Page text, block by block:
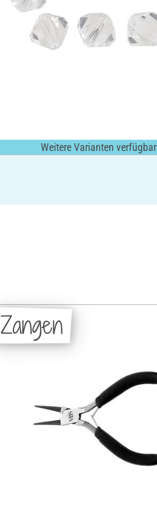
Weitere Varianten verfügbar
Zangen